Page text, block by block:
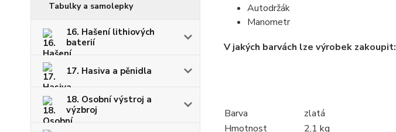
Tabulky a samolepky
16. Hašení lithiových
baterií
17. Hasiva a pěnidla
18. Osobní výstroj a
výzbroj
Autodržák
Manometr
V jakých barvách lze výrobek zakoupit:
Barva
zlatá
Hmotnost
2,1 kg